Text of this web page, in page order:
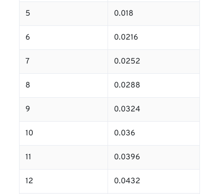
5 0.018
6 0.0216
7 0.0252
8 0.0288
9 0.0324
10 0.036
11 0.0396
12 0.0432